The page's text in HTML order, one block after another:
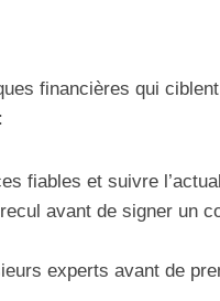
financières qui
fiables et suivre
avant de signer un
experts avant de